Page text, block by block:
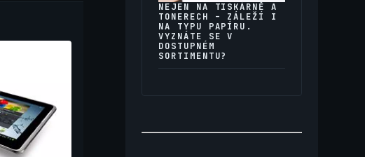
NEJEN NA TISKÁRNĚ A
TONERECH – ZÁLEŽÍ I
NA TYPU PAPÍRU.
VYZNÁTE SE V
DOSTUPNÉM
SORTIMENTU?